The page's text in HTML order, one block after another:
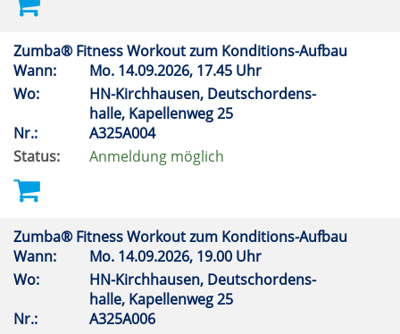
Zumba® Fitness Workout zum Konditions-Aufbau
Wann:
Mo. 14.09.2026, 17.45 Uhr
Wo:
HN-Kirchhausen, Deutschordens-
halle, Kapellenweg 25
Nr.:
A325A004
Status:
Anmeldung möglich
Zumba® Fitness Workout zum Konditions-Aufbau
Wann:
Mo. 14.09.2026, 19.00 Uhr
Wo:
HN-Kirchhausen, Deutschordens-
halle, Kapellenweg 25
Nr.:
A325A006